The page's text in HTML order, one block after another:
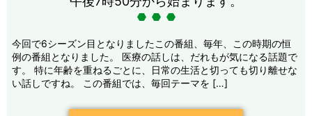
今回で6シーズン目となりましたこの番組、毎年、この時期の恒
例の番組となりました。 医療の話しは、だれもが気になる話題で
す。 特に年齢を重ねるごとに、日常の生活と切っても切り離せな
い話しですね。 この番組では、毎回テーマを […]